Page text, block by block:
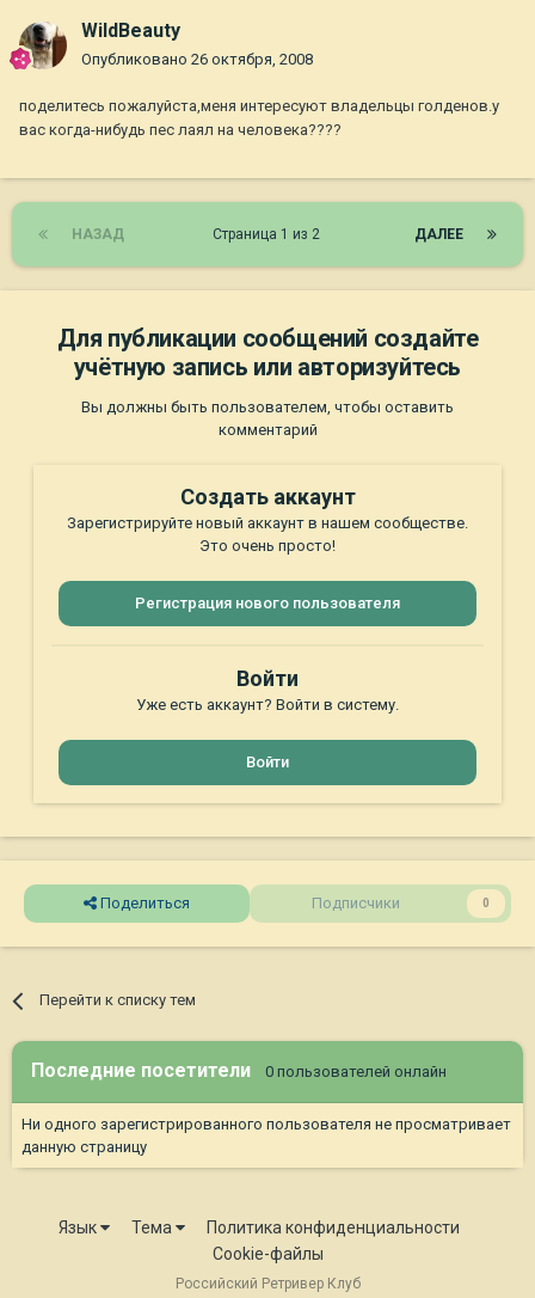
WildBeauty
Опубликовано 26 октября, 2008
поделитесь пожалуйста,меня интересуют владельцы голденов.у
вас когда-нибудь пес лаял на человека????
НАЗАД ДАЛЕЕ
Страница 1 из 2
Для публикации сообщений создайте
учётную запись или авторизуйтесь
Вы должны быть пользователем, чтобы оставить
комментарий
Создать аккаунт
Зарегистрируйте новый аккаунт в нашем сообществе.
Это очень просто!
Регистрация нового пользователя
Войти
Уже есть аккаунт? Войти в систему.
Войти
Поделиться Подписчики 0
Перейти к списку тем
Последние посетители 0 пользователей онлайн
Ни одного зарегистрированного пользователя не просматривает
данную страницу
Язык Тема
Политика конфиденциальности
Cookie-файлы
Российский Ретривер Клуб